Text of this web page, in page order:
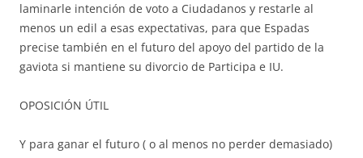
laminarle intención de voto a Ciudadanos y restarle al
menos un edil a esas expectativas, para que Espadas
precise también en el futuro del apoyo del partido de la
gaviota si mantiene su divorcio de Participa e IU.
OPOSICIÓN ÚTIL
Y para ganar el futuro ( o al menos no perder demasiado)